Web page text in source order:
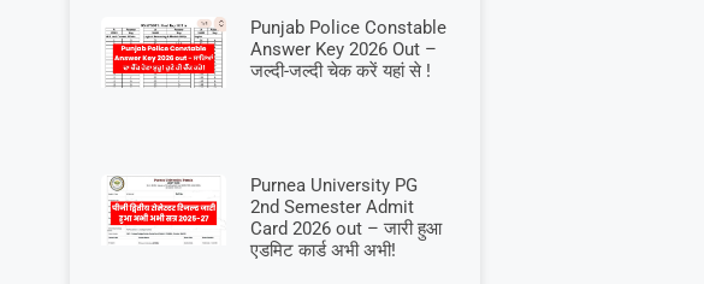
Punjab Police Constable
Answer Key 2026 Out –
जल्दी-जल्दी चेक करें यहां से !
Purnea University PG
2nd Semester Admit
Card 2026 out – जारी हुआ
एडमिट कार्ड अभी अभी!